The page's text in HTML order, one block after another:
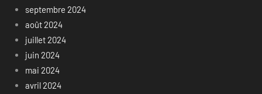
septembre 2024
août 2024
juillet 2024
juin 2024
mai 2024
avril 2024